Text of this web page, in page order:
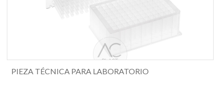
PIEZA TÉCNICA PARA LABORATORIO